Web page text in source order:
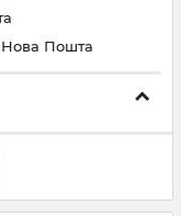
Нова Пошта